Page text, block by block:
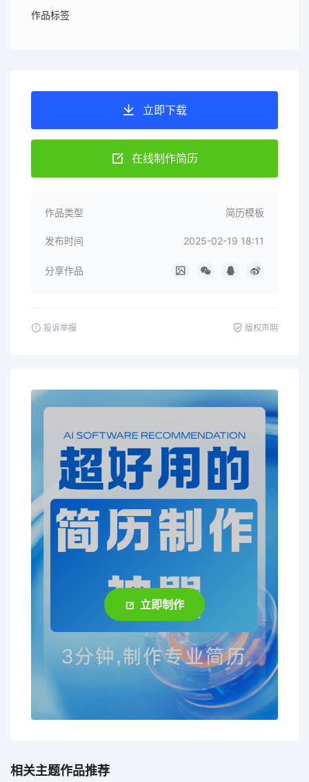
作品标签
立即下载
在线制作简历
作品类型 简历模板
发布时间 2025-02-19 18:11
分享作品
投诉举报 版权声明
立即制作
相关主题作品推荐